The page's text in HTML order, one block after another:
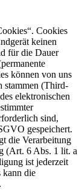
Cookies
keinen
für die Dauer
können von uns
stammen (Third-
elektronischen
sind,
gespeichert.
die Verarbeitung
(Art. 6 Abs. 1 lit. a
ist jederzeit
kann die